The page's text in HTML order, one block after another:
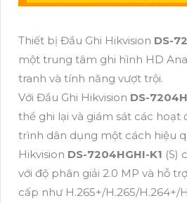
Thiết bị Đầu Ghi Hikvision DS-
một trung tâm ghi hình HD
tranh và tính năng vượt trội.
Với Đầu Ghi Hikvision DS-
thể ghi lại và giám sát các
trình dân dụng một cách hiệu
Hikvision DS-7204HGHI-K1 (S)
với độ phân giải 2.0 MP và hỗ
cấp như H.265+/H.265/H.264+/